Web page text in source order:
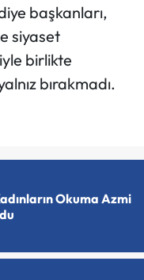
başkanları,
siyaset
birlikte
bırakmadı.
Okuma Azmi